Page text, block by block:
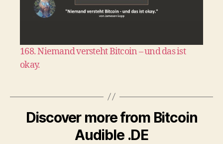
168. Niemand versteht Bitcoin – und das ist
okay.
Discover more from Bitcoin
Audible .DE